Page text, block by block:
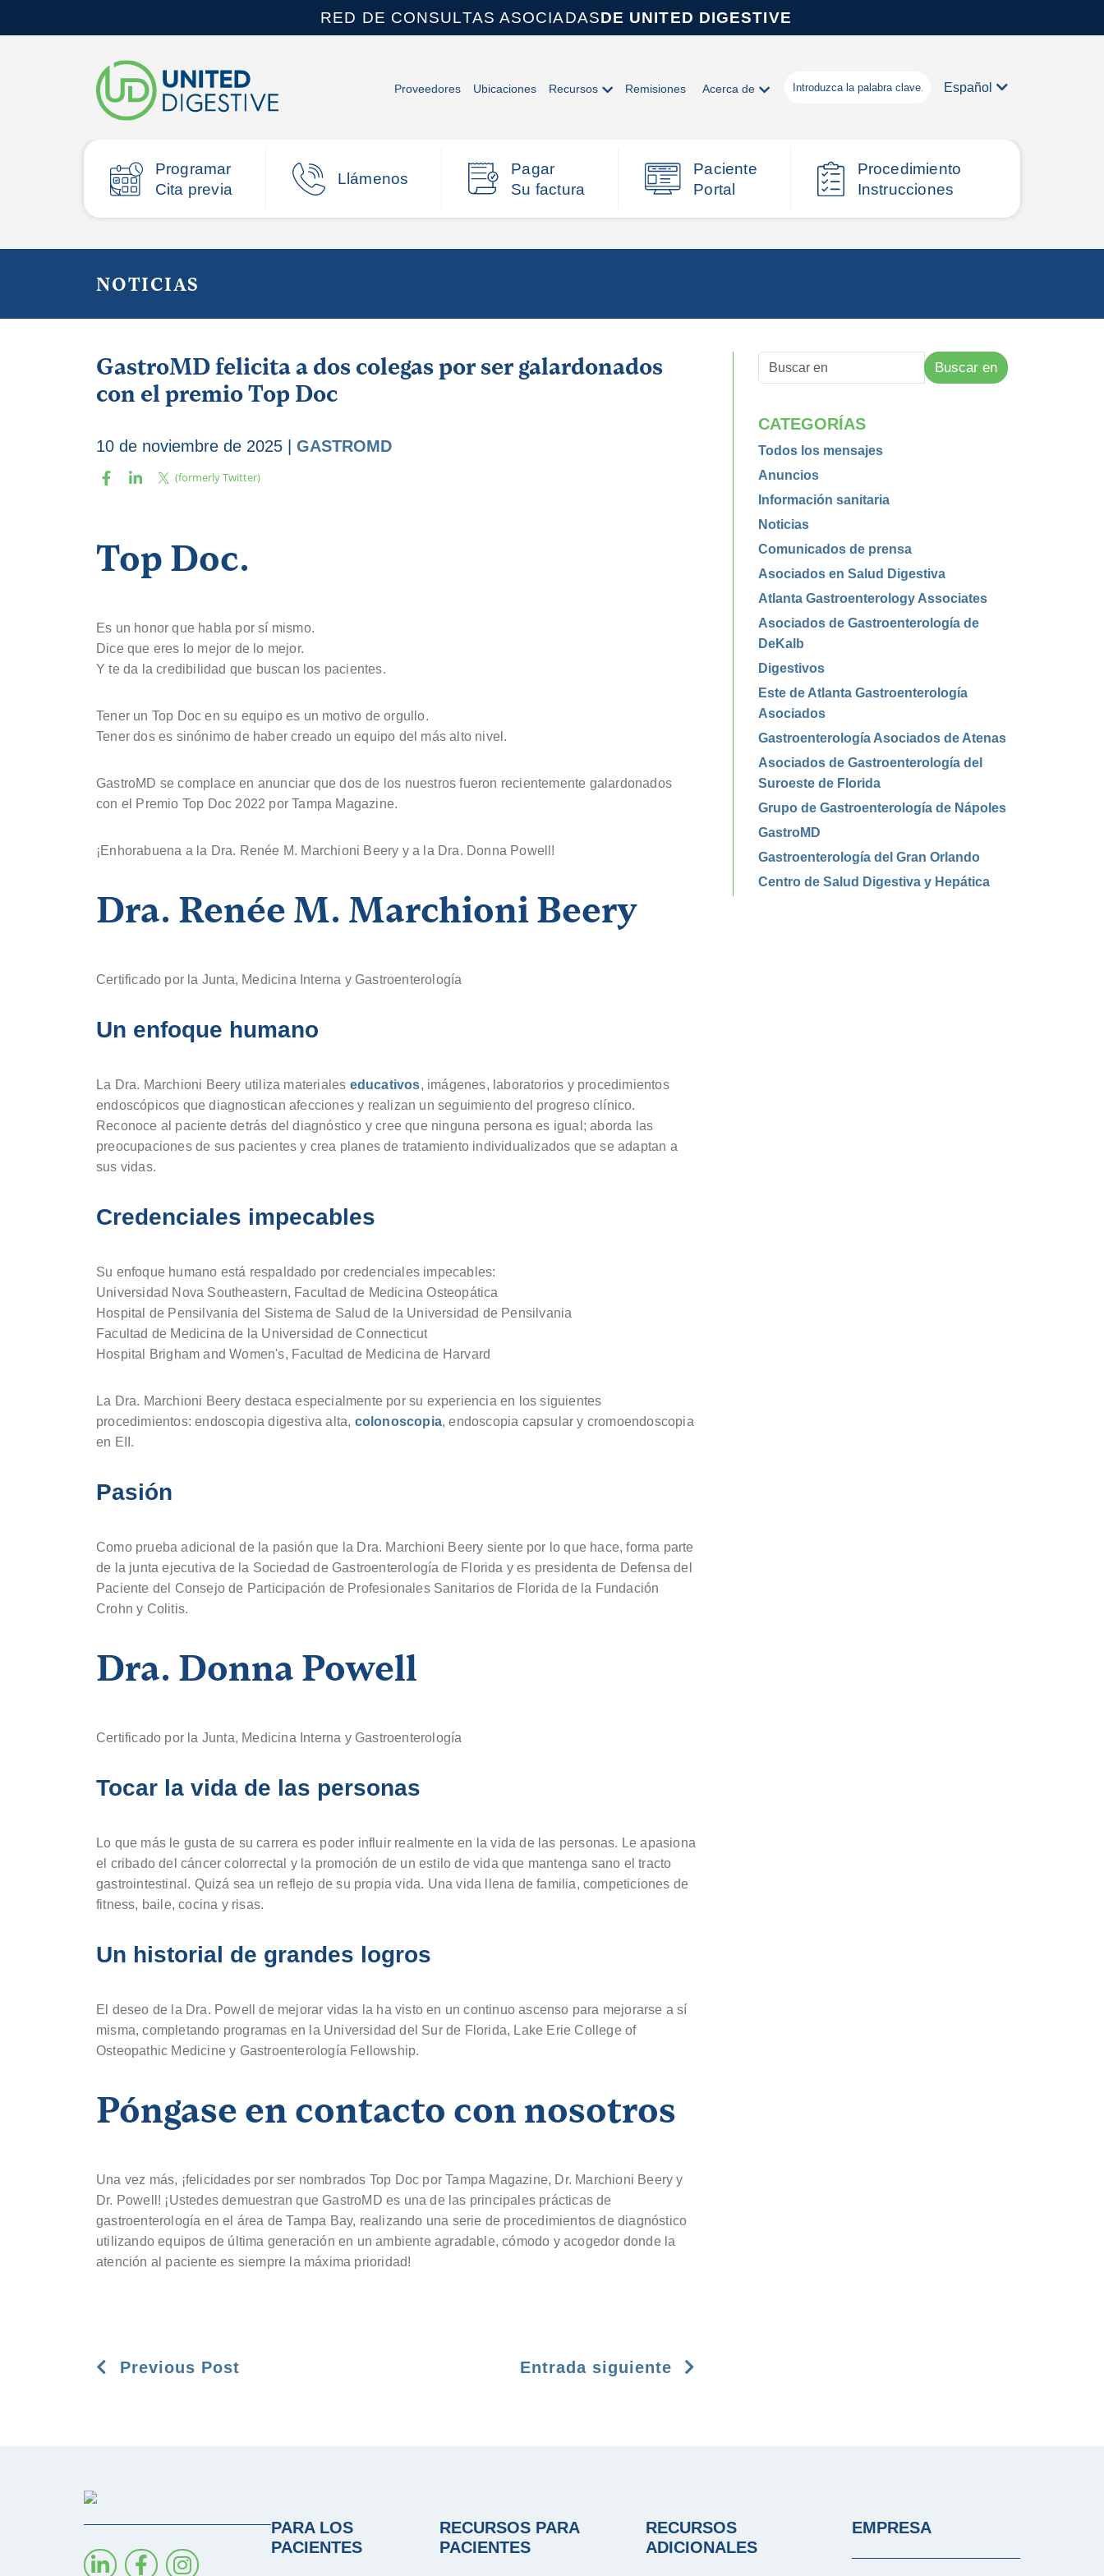
RED DE CONSULTAS ASOCIADASDE UNITED DIGESTIVE
Proveedores Ubicaciones Recursos Remisiones Acerca de Español
Programar
Cita previa
Llámenos
Pagar
Su factura
Paciente
Portal
Procedimiento
Instrucciones
NOTICIAS
GastroMD felicita a dos colegas por ser galardonados
con el premio Top Doc
10 de noviembre de 2025 GASTROMD
Top Doc.
Es un honor que habla por sí mismo.
Dice que eres lo mejor de lo mejor.
Y te da la credibilidad que buscan los pacientes.
Tener un Top Doc en su equipo es un motivo de orgullo.
Tener dos es sinónimo de haber creado un equipo del más alto nivel.
GastroMD se complace en anunciar que dos de los nuestros fueron recientemente galardonados
con el Premio Top Doc 2022 por Tampa Magazine.
¡Enhorabuena a la Dra. Renée M. Marchioni Beery y a la Dra. Donna Powell!
Dra. Renée M. Marchioni Beery
Certificado por la Junta, Medicina Interna y Gastroenterología
Un enfoque humano
La Dra. Marchioni Beery utiliza materiales educativos, imágenes, laboratorios y procedimientos
endoscópicos que diagnostican afecciones y realizan un seguimiento del progreso clínico.
Reconoce al paciente detrás del diagnóstico y cree que ninguna persona es igual; aborda las
preocupaciones de sus pacientes y crea planes de tratamiento individualizados que se adaptan a
sus vidas.
Credenciales impecables
Su enfoque humano está respaldado por credenciales impecables:
Universidad Nova Southeastern, Facultad de Medicina Osteopática
Hospital de Pensilvania del Sistema de Salud de la Universidad de Pensilvania
Facultad de Medicina de la Universidad de Connecticut
Hospital Brigham and Women's, Facultad de Medicina de Harvard
La Dra. Marchioni Beery destaca especialmente por su experiencia en los siguientes
procedimientos: endoscopia digestiva alta, colonoscopia, endoscopia capsular y cromoendoscopia
en EII.
Pasión
Como prueba adicional de la pasión que la Dra. Marchioni Beery siente por lo que hace, forma parte
de la junta ejecutiva de la Sociedad de Gastroenterología de Florida y es presidenta de Defensa del
Paciente del Consejo de Participación de Profesionales Sanitarios de Florida de la Fundación
Crohn y Colitis.
Dra. Donna Powell
Certificado por la Junta, Medicina Interna y Gastroenterología
Tocar la vida de las personas
Lo que más le gusta de su carrera es poder influir realmente en la vida de las personas. Le apasiona
el cribado del cáncer colorrectal y la promoción de un estilo de vida que mantenga sano el tracto
gastrointestinal. Quizá sea un reflejo de su propia vida. Una vida llena de familia, competiciones de
fitness, baile, cocina y risas.
Un historial de grandes logros
El deseo de la Dra. Powell de mejorar vidas la ha visto en un continuo ascenso para mejorarse a sí
misma, completando programas en la Universidad del Sur de Florida, Lake Erie College of
Osteopathic Medicine y Gastroenterología Fellowship.
Póngase en contacto con nosotros
Una vez más, ¡felicidades por ser nombrados Top Doc por Tampa Magazine, Dr. Marchioni Beery y
Dr. Powell! ¡Ustedes demuestran que GastroMD es una de las principales prácticas de
gastroenterología en el área de Tampa Bay, realizando una serie de procedimientos de diagnóstico
utilizando equipos de última generación en un ambiente agradable, cómodo y acogedor donde la
atención al paciente es siempre la máxima prioridad!
Previous Post Entrada siguiente
Buscar en
CATEGORÍAS
Todos los mensajes
Anuncios
Información sanitaria
Noticias
Comunicados de prensa
Asociados en Salud Digestiva
Atlanta Gastroenterology Associates
Asociados de Gastroenterología de
DeKalb
Digestivos
Este de Atlanta Gastroenterología
Asociados
Gastroenterología Asociados de Atenas
Asociados de Gastroenterología del
Suroeste de Florida
Grupo de Gastroenterología de Nápoles
GastroMD
Gastroenterología del Gran Orlando
Centro de Salud Digestiva y Hepática
PARA LOS
PACIENTES
RECURSOS PARA
PACIENTES
RECURSOS
ADICIONALES
EMPRESA